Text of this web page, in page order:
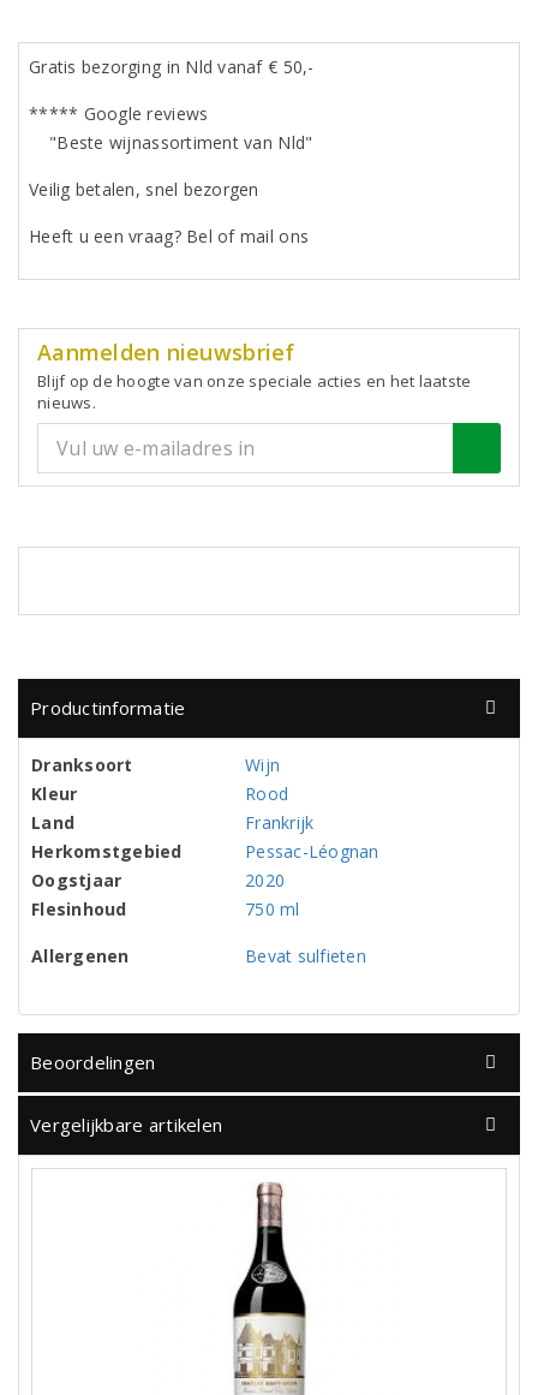
Gratis bezorging in Nld vanaf € 50,-
***** Google reviews
"Beste wijnassortiment van Nld"
Veilig betalen, snel bezorgen
Heeft u een vraag? Bel of mail ons
Aanmelden nieuwsbrief
Blijf op de hoogte van onze speciale acties en het laatste
nieuws.
Productinformatie
Dranksoort
Wijn
Kleur
Rood
Land
Frankrijk
Herkomstgebied
Pessac-Léognan
Oogstjaar
2020
Flesinhoud
750 ml
Allergenen Bevat sulfieten
Beoordelingen
Vergelijkbare artikelen